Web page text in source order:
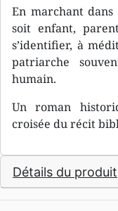
En marchant
soit enfant,
s’identifier, à
patriarche
humain.
Un roman
croisée du récit
Détails du produit